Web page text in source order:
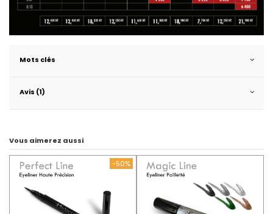
Mots clés
Avis (1)
Vous aimerez aussi
-50%